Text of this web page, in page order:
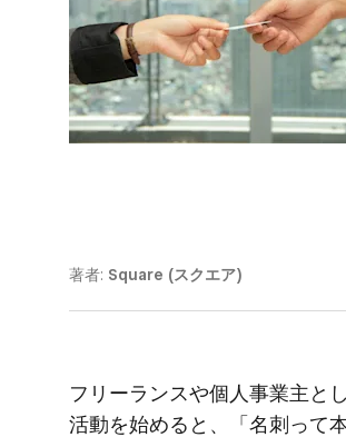
著者: Square (スクエア)
フリーランスや​個人事業主と​
活動を​始めると、​「名刺って​